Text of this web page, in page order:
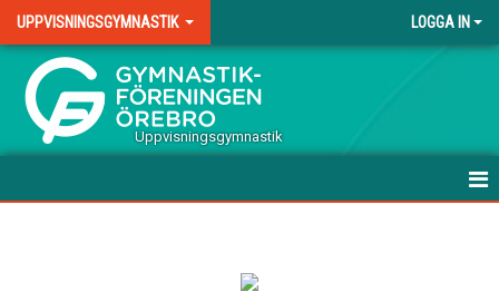
UPPVISNINGSGYMNASTIK LOGGA IN
.
Uppvisningsgymnastik